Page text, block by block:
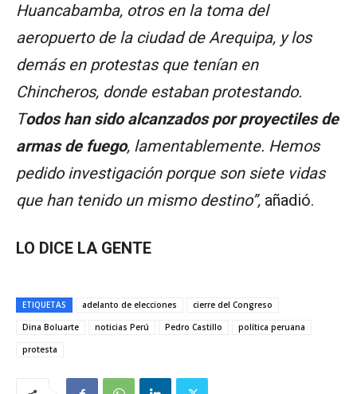
Huancabamba, otros en la toma del
aeropuerto de la ciudad de Arequipa, y los
demás en protestas que tenían en
Chincheros, donde estaban protestando.
Todos han sido alcanzados por proyectiles de
armas de fuego, lamentablemente. Hemos
pedido investigación porque son siete vidas
que han tenido un mismo destino”, añadió.
LO DICE LA GENTE
ETIQUETAS adelanto de elecciones
cierre del Congreso
Dina Boluarte
noticias Perú Pedro Castillo
política peruana
protesta